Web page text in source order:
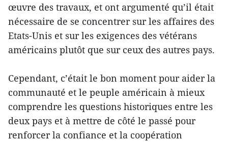
œuvre des travaux, et ont argumenté qu’il était
nécessaire de se concentrer sur les affaires des
Etats-Unis et sur les exigences des vétérans
américains plutôt que sur ceux des autres pays.
Cependant, c’était le bon moment pour aider la
communauté et le peuple américain à mieux
comprendre les questions historiques entre les
deux pays et à mettre de côté le passé pour
renforcer la confiance et la coopération